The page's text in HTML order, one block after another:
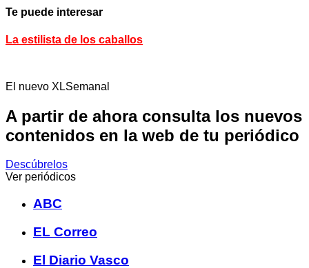
Te puede interesar
La estilista de los caballos
El nuevo XLSemanal
A partir de ahora consulta los nuevos
contenidos en la web de tu periódico
Descúbrelos
Ver periódicos
ABC
EL Correo
El Diario Vasco